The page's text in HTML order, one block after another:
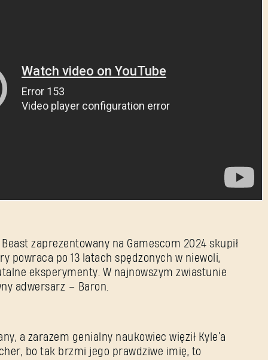
zaprezentowany na Gamescom 2024 skupił
powraca po 13 latach spędzonych w niewoli,
eksperymenty. W najnowszym zwiastunie
adwersarz – Baron.
a zarazem genialny naukowiec więził Kyle’a
bo tak brzmi jego prawdziwe imię, to